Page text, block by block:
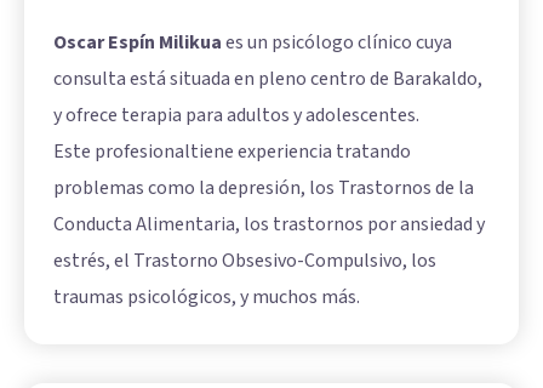
Oscar Espín Milikuaes un psicólogo clínico cuya
consulta está situada en pleno centro de Barakaldo,
y ofrece terapia para adultos y adolescentes.
Este profesionaltiene experiencia tratando
problemas como la depresión, los Trastornos de la
Conducta Alimentaria, los trastornos por ansiedad y
estrés, el Trastorno Obsesivo-Compulsivo, los
traumas psicológicos, y muchos más.